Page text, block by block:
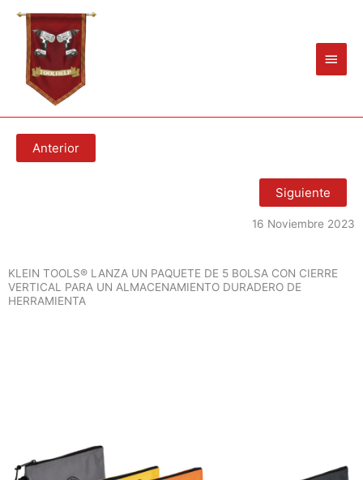
contenido
Anterior
Siguiente
16 Noviembre 2023
KLEIN TOOLS® LANZA UN PAQUETE DE 5 BOLSA CON CIERRE
VERTICAL PARA UN ALMACENAMIENTO DURADERO DE
HERRAMIENTA